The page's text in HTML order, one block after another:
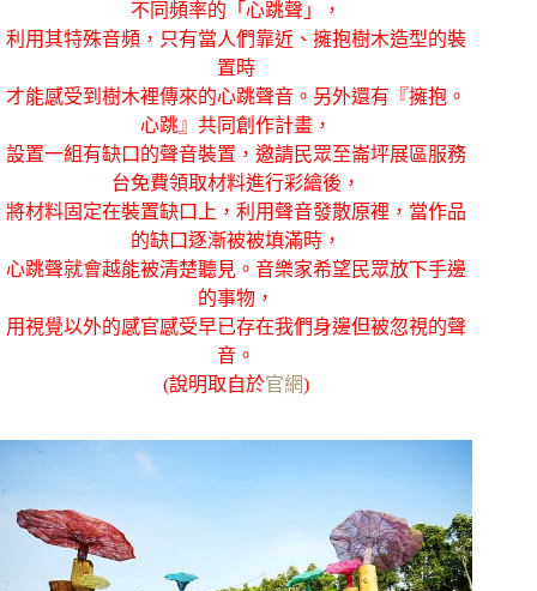
不同頻率的「心跳聲」，
利用其特殊音頻，只有當人們靠近、擁抱樹木造型的裝
置時
才能感受到樹木裡傳來的心跳聲音。另外還有『擁抱。
心跳』共同創作計畫，
設置一組有缺口的聲音裝置，邀請民眾至崙坪展區服務
台免費領取材料進行彩繪後，
將材料固定在裝置缺口上，利用聲音發散原裡，當作品
的缺口逐漸被被填滿時，
心跳聲就會越能被清楚聽見。音樂家希望民眾放下手邊
的事物，
用視覺以外的感官感受早已存在我們身邊但被忽視的聲
音。
(說明取自於官網)